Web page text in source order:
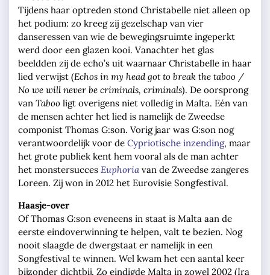
Tijdens haar optreden stond Christabelle niet alleen op
het podium: zo kreeg zij gezelschap van vier
danseressen van wie de bewegingsruimte ingeperkt
werd door een glazen kooi. Vanachter het glas
beeldden zij de echo’s uit waarnaar Christabelle in haar
lied verwijst (Echos in my head got to break the taboo /
No we will never be criminals, criminals). De oorsprong
van Taboo ligt overigens niet volledig in Malta. Eén van
de mensen achter het lied is namelijk de Zweedse
componist Thomas G:son. Vorig jaar was G:son nog
verantwoordelijk voor de Cypriotische inzending, maar
het grote publiek kent hem vooral als de man achter
het monstersucces Euphoria van de Zweedse zangeres
Loreen. Zij won in 2012 het Eurovisie Songfestival.
Haasje-over
Of Thomas G:son eveneens in staat is Malta aan de
eerste eindoverwinning te helpen, valt te bezien. Nog
nooit slaagde de dwergstaat er namelijk in een
Songfestival te winnen. Wel kwam het een aantal keer
bijzonder dichtbij. Zo eindigde Malta in zowel 2002 (Ira